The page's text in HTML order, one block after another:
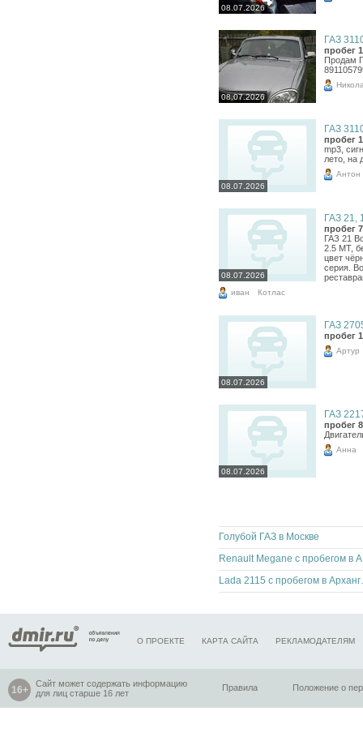
08.07.2026
08.07.2026
ГАЗ
пробег
Продам
08.07.2026
ГАЗ
пробег
mp3,
лето, на
Антон
08.07.2026
ГАЗ 21,
пробег
ГАЗ 21
2.5 МТ,
цвет
серия.
иван Котлас
08.07.2026
ГАЗ
пробег
Артур
08.07.2026
ГАЗ
пробег
Анна
Голубой ГАЗ в Москве
О ПРОЕКТЕ КАРТА САЙТА РЕКЛАМОДАТЕЛЯМ
Сайт может содержать информацию
для лиц старше 16 лет
Правила Положение о